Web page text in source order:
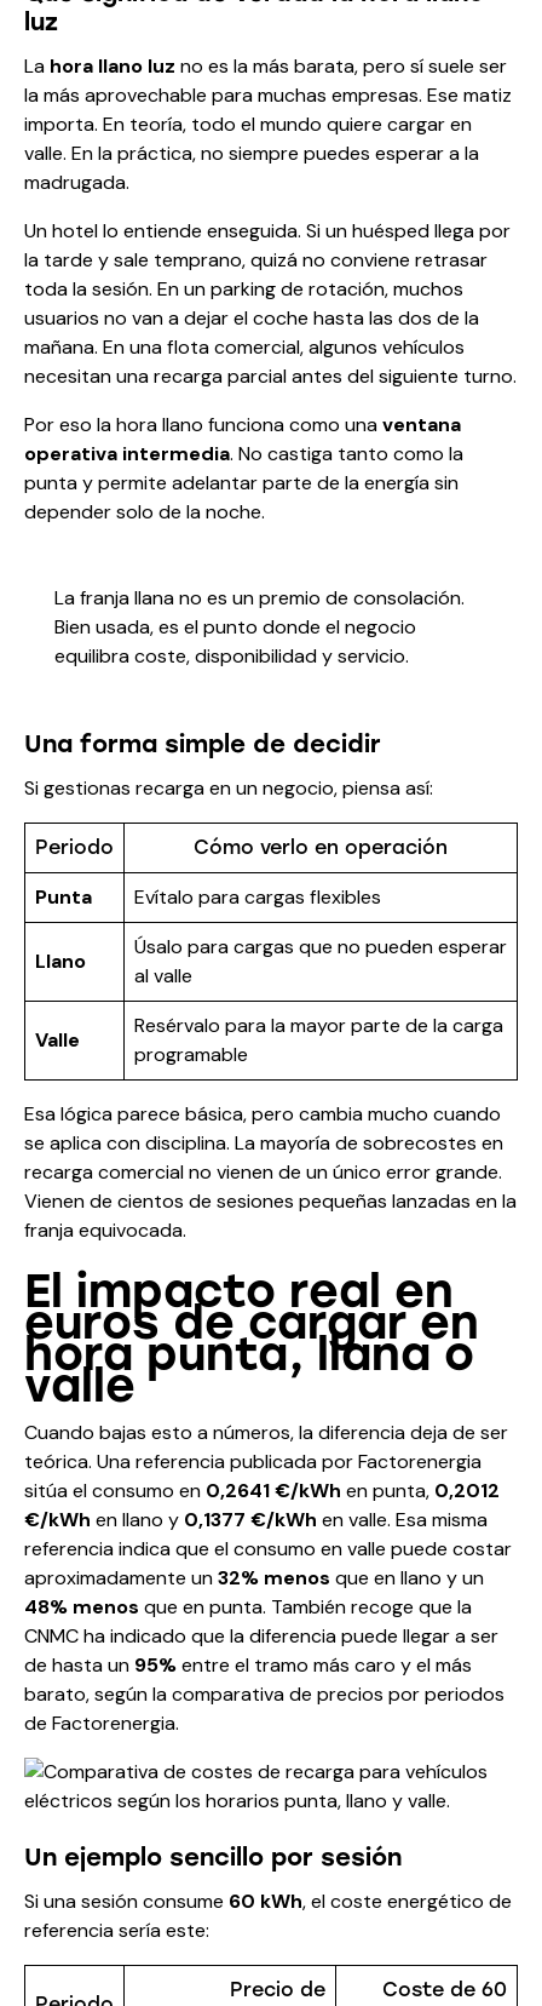
luz
La hora llano luz no es la más barata, pero sí suele ser
la más aprovechable para muchas empresas. Ese matiz
importa. En teoría, todo el mundo quiere cargar en
valle. En la práctica, no siempre puedes esperar a la
madrugada.
Un hotel lo entiende enseguida. Si un huésped llega por
la tarde y sale temprano, quizá no conviene retrasar
toda la sesión. En un parking de rotación, muchos
usuarios no van a dejar el coche hasta las dos de la
mañana. En una flota comercial, algunos vehículos
necesitan una recarga parcial antes del siguiente turno.
Por eso la hora llano funciona como unaventana
operativa intermedia. No castiga tanto como la
punta y permite adelantar parte de la energía sin
depender solo de la noche.
La franja llana no es un premio de consolación.
Bien usada, es el punto donde el negocio
equilibra coste, disponibilidad y servicio.
Una forma simple de decidir
Si gestionas recarga en un negocio, piensa así:
Periodo Cómo verlo en operación
Punta Evítalo para cargas flexibles
Llano
Úsalo para cargas que no pueden esperar
al valle
Valle
Resérvalo para la mayor parte de la carga
programable
Esa lógica parece básica, pero cambia mucho cuando
se aplica con disciplina. La mayoría de sobrecostes en
recarga comercial no vienen de un único error grande.
Vienen de cientos de sesiones pequeñas lanzadas en la
franja equivocada.
El impacto real en
euros de cargar en
hora punta, llana o
valle
Cuando bajas esto a números, la diferencia deja de ser
teórica. Una referencia publicada por Factorenergia
sitúa el consumo en 0,2641 €/kWh en punta, 0,2012
€/kWh en llano y 0,1377 €/kWh en valle. Esa misma
referencia indica que el consumo en valle puede costar
aproximadamente un32% menos que en llano y un
48% menos que en punta. También recoge que la
CNMC ha indicado que la diferencia puede llegar a ser
de hasta un 95%entre el tramo más caro y el más
barato, segúnla comparativa de precios por periodos
de Factorenergia.
Un ejemplo sencillo por sesión
Si una sesión consume 60 kWh, el coste energético de
referencia sería este:
Precio de
Coste de 60